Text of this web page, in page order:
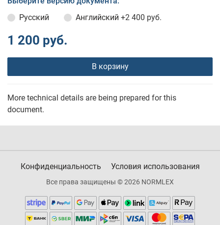
Русский
Английский +2 400 руб.
1 200 руб.
В корзину
More technical details are being prepared for this
document.
Конфиденциальность Условия использования
Все права защищены © 2026 NORMLEX